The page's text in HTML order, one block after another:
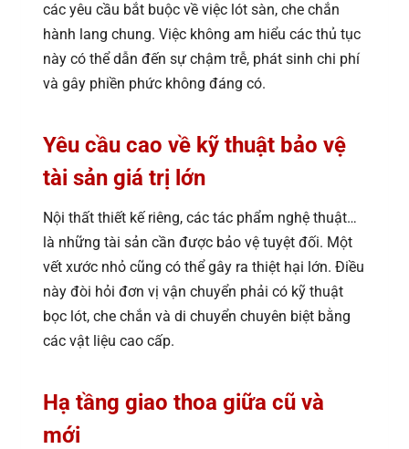
các yêu cầu bắt buộc về việc lót sàn, che chắn
hành lang chung. Việc không am hiểu các thủ tục
này có thể dẫn đến sự chậm trễ, phát sinh chi phí
và gây phiền phức không đáng có.
Yêu cầu cao về kỹ thuật bảo vệ
tài sản giá trị lớn
Nội thất thiết kế riêng, các tác phẩm nghệ thuật…
là những tài sản cần được bảo vệ tuyệt đối. Một
vết xước nhỏ cũng có thể gây ra thiệt hại lớn. Điều
này đòi hỏi đơn vị vận chuyển phải có kỹ thuật
bọc lót, che chắn và di chuyển chuyên biệt bằng
các vật liệu cao cấp.
Hạ tầng giao thoa giữa cũ và
mới